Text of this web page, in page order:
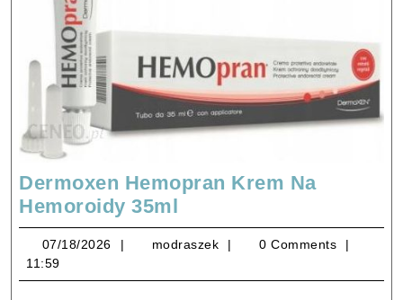
Dermoxen Hemopran Krem Na
Hemoroidy 35ml
Hemopran
Krem
Na
07/18/2026 07/18/2026
modraszek modraszek
0 Comments
11:59